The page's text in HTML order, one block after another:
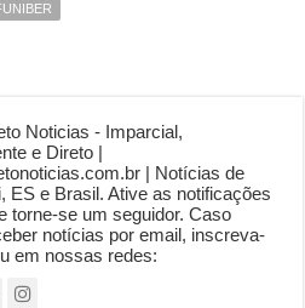
Noticias - Imparcial,
e Direto |
| Notícias de
ES e Brasil. Ative as notificações
torne-se um seguidor. Caso
notícias por email, inscreva-
em nossas redes: